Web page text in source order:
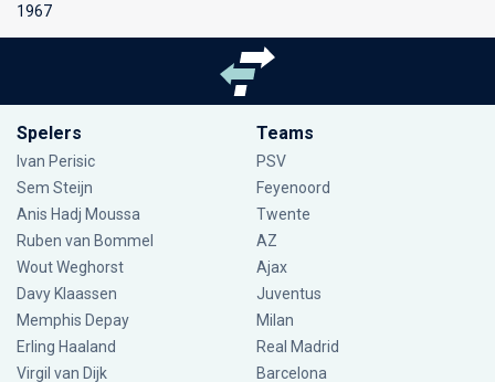
1967
Spelers
Ivan Perisic
Sem Steijn
Anis Hadj Moussa
Ruben van Bommel
Wout Weghorst
Davy Klaassen
Memphis Depay
Erling Haaland
Virgil van Dijk
Teams
PSV
Feyenoord
Twente
AZ
Ajax
Juventus
Milan
Real Madrid
Barcelona